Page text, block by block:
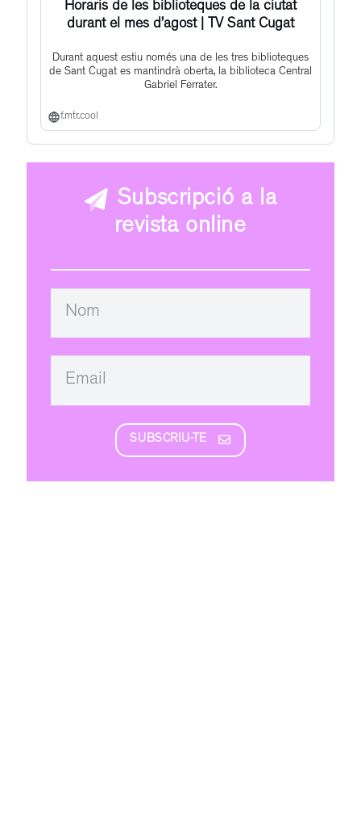
Horaris de les biblioteques de la ciutat
durant el mes d’agost | TV Sant Cugat
Durant aquest estiu només una de les tres biblioteques
de Sant Cugat es mantindrà oberta, la biblioteca Central
Gabriel Ferrater.
f.mtr.cool
Subscripció a la
revista online
SUBSCRIU-TE